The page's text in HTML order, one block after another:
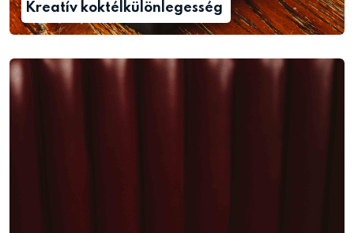
Kreatív koktélkülönlegesség